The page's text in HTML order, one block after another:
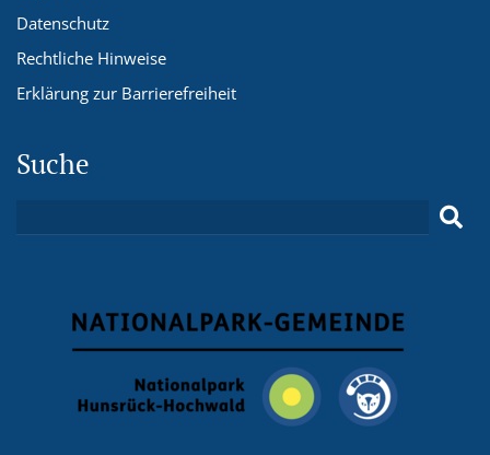
Datenschutz
Rechtliche Hinweise
Erklärung zur Barrierefreiheit
Suche